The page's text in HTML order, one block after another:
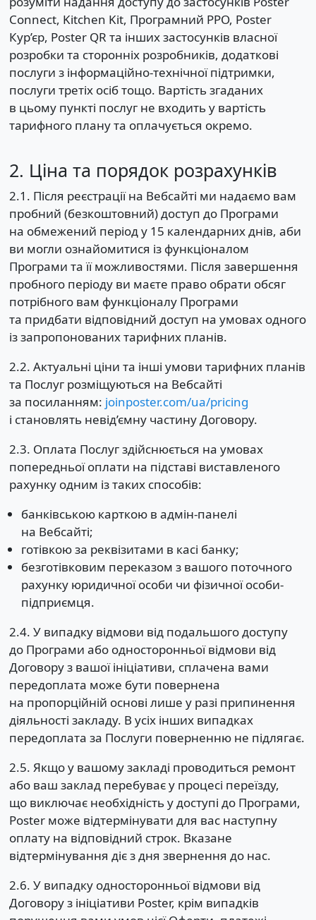
Connect, Kitchen Kit, Програмний РРО, Poster
Кур’єр, Poster QR та інших застосунків власної
розробки та сторонніх розробників, додаткові
послуги з інформаційно-технічної підтримки,
послуги третіх осіб тощо. Вартість згаданих
в цьому пункті послуг не входить у вартість
тарифного плану та оплачується окремо.
2. Ціна та порядок розрахунків
2.1. Після реєстрації на Вебсайті ми надаємо вам
пробний (безкоштовний) доступ до Програми
на обмежений період у 15 календарних днів, аби
ви могли ознайомитися із функціоналом
Програми та її можливостями. Після завершення
пробного періоду ви маєте право обрати обсяг
потрібного вам функціоналу Програми
та придбати відповідний доступ на умовах одного
із запропонованих тарифних планів.
2.2. Актуальні ціни та інші умови тарифних планів
та Послуг розміщуються на Вебсайті
за посиланням: joinposter.com/ua/pricing
і становлять невід’ємну частину Договору.
2.3. Оплата Послуг здійснюється на умовах
попередньої оплати на підставі виставленого
рахунку одним із таких способів:
банківською карткою в адмін-панелі
на Вебсайті;
готівкою за реквізитами в касі банку;
безготівковим переказом з вашого поточного
рахунку юридичної особи чи фізичної особи-
підприємця.
2.4. У випадку відмови від подальшого доступу
до Програми або односторонньої відмови від
Договору з вашої ініціативи, сплачена вами
передоплата може бути повернена
на пропорційній основі лише у разі припинення
діяльності закладу. В усіх інших випадках
передоплата за Послуги поверненню не підлягає.
2.5. Якщо у вашому закладі проводиться ремонт
або ваш заклад перебуває у процесі переїзду,
що виключає необхідність у доступі до Програми,
Poster може відтермінувати для вас наступну
оплату на відповідний строк. Вказане
відтермінування діє з дня звернення до нас.
2.6. У випадку односторонньої відмови від
Договору з ініціативи Poster, крім випадків